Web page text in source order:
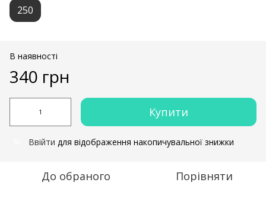
250
В наявності
340 грн
Купити
Ввійти для відображення накопичувальної знижки
До обраного Порівняти